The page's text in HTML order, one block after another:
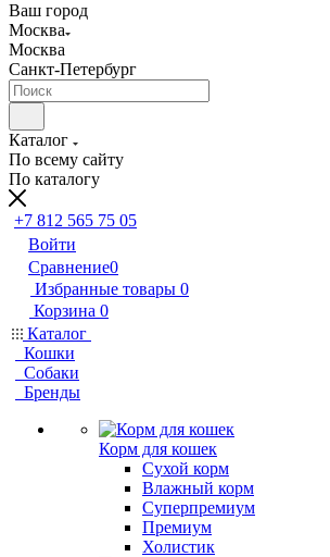
Ваш город
Москва
Москва
Санкт-Петербург
Каталог
По всему сайту
По каталогу
+7 812 565 75 05
Войти
Сравнение0
Избранные товары 0
Корзина 0
Каталог
Кошки
Собаки
Бренды
Корм для кошек
Сухой корм
Влажный корм
Суперпремиум
Премиум
Холистик